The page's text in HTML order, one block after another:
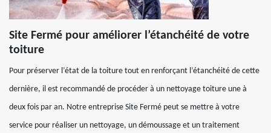
Site Fermé pour améliorer l’étanchéité de votre
toiture
Pour préserver l’état de la toiture tout en renforçant l’étanchéité de cette
dernière, il est recommandé de procéder à un nettoyage toiture une à
deux fois par an. Notre entreprise Site Fermé peut se mettre à votre
service pour réaliser un nettoyage, un démoussage et un traitement